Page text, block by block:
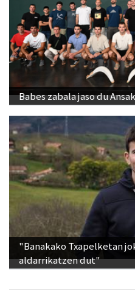
Babes zabala jaso du Ansak
"Banakako Txapelketan
aldarrikatzen dut"